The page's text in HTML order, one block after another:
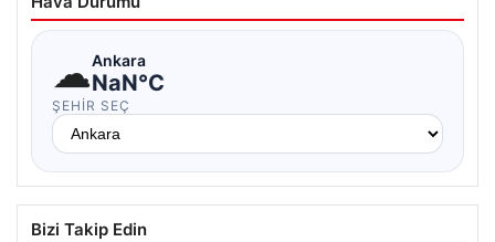
☁Ankara
NaN°C
ŞEHIR SEÇ
Bizi Takip Edin